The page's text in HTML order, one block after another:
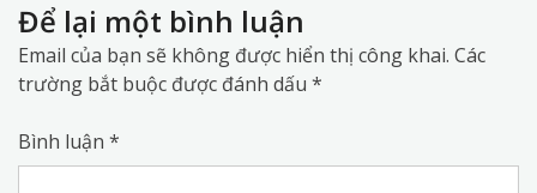
Để lại một bình luận
Email của bạn sẽ không được hiển thị công khai. Các
trường bắt buộc được đánh dấu *
Bình luận *